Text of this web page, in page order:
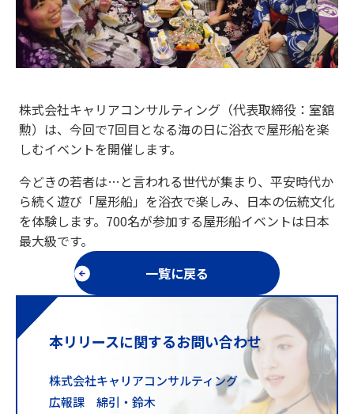
株式会社キャリアコンサルティング（代表取締役：室舘
勲）は、今回で7回目となる海の日に浴衣で屋形船を楽
しむイベントを開催します。
今どきの若者は…と言われる世代が集まり、平安時代か
ら続く遊び「屋形船」を浴衣で楽しみ、日本の伝統文化
を体験します。700名が参加する屋形船イベントは日本
最大級です。
一覧に戻る
本リリースに関するお問い合わせ
株式会社キャリアコンサルティング
広報課 綿引・鈴木